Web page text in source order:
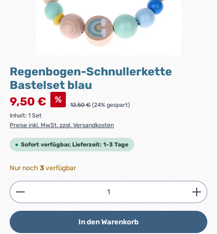
Regenbogen-Schnullerkette
Bastelset blau
Verkaufspreis:
9,50 € % Regulärer Preis:
12,50 € (24% gespart)
Inhalt: 1 Set
Preise inkl. MwSt. zzgl. Versandkosten
Sofort verfügbar, Lieferzeit: 1-3 Tage
Nur noch 3verfügbar
Produkt Anzahl: Gib den gewünschten Wert ein
In den Warenkorb